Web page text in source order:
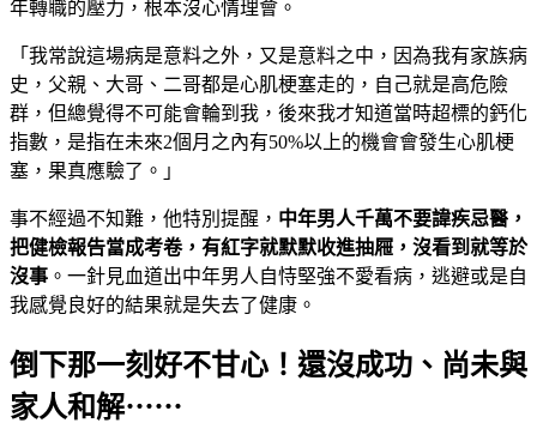
年轉職的壓力，根本沒心情理會。
「我常說這場病是意料之外，又是意料之中，因為我有家族病
史，父親、大哥、二哥都是心肌梗塞走的，自己就是高危險
群，但總覺得不可能會輪到我，後來我才知道當時超標的鈣化
指數，是指在未來2個月之內有50%以上的機會會發生心肌梗
塞，果真應驗了。」
事不經過不知難，他特別提醒， 中年男人千萬不要諱疾忌醫，
把健檢報告當成考卷，有紅字就默默收進抽屜，沒看到就等於
沒事 。一針見血道出中年男人自恃堅強不愛看病，逃避或是自
我感覺良好的結果就是失去了健康。
倒下那一刻好不甘心！還沒成功、尚未與
家人和解⋯⋯